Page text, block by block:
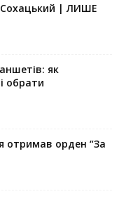
| ЛИШЕ
як
обрати
отримав орден “За